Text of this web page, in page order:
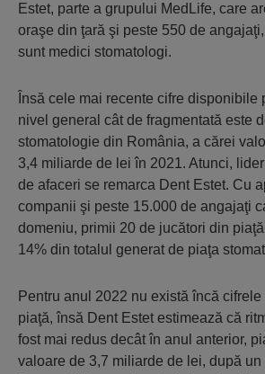
Estet, parte a grupului MedLife, care
oraşe din ţară şi peste 550 de
sunt medici stomatologi.
Însă cele mai recente cifre disponibile
nivel general cât de fragmentată este
stomatologie din România, a cărei
3,4 miliarde de lei în 2021. Atunci,
de afaceri se remarca Dent Estet. Cu
companii şi peste 15.000 de angajaţi
domeniu, primii 20 de jucători din
14% din totalul generat de piaţa
Pentru anul 2022 nu există încă
piaţă, însă Dent Estet estimează că
fost mai redus decât în anul anterior,
valoare de 3,7 miliarde de lei, după un